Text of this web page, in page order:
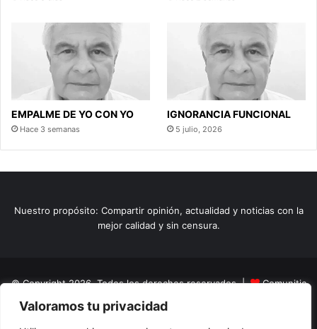
Valoramos tu privacidad
EMPALME DE YO CON YO
Hace 3 semanas
IGNORANCIA FUNCIONAL
5 julio, 2026
Nuestro propósito: Compartir opinión, actualidad y noticias con la
mejor calidad y sin censura.
© Copyright 2026, Todos los derechos reservados |
Comunitic
SAS BICNit 901228106